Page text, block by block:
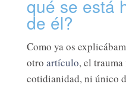
qué se está
de él?
Como ya os
otro artículo, el
cotidianidad, ni único